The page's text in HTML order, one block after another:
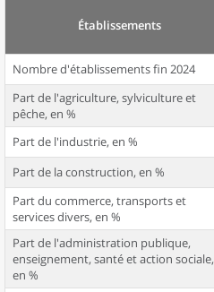
Établissements
Nombre d'établissements fin 2024
Part de l'agriculture, sylviculture et
pêche, en %
Part de l'industrie, en %
Part de la construction, en %
Part du commerce, transports et
services divers, en %
Part de l'administration publique,
enseignement, santé et action sociale,
en %